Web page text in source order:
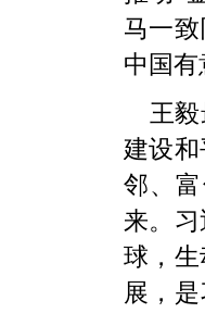
马一
中国
王
建设
邻、
来。
球，
展，